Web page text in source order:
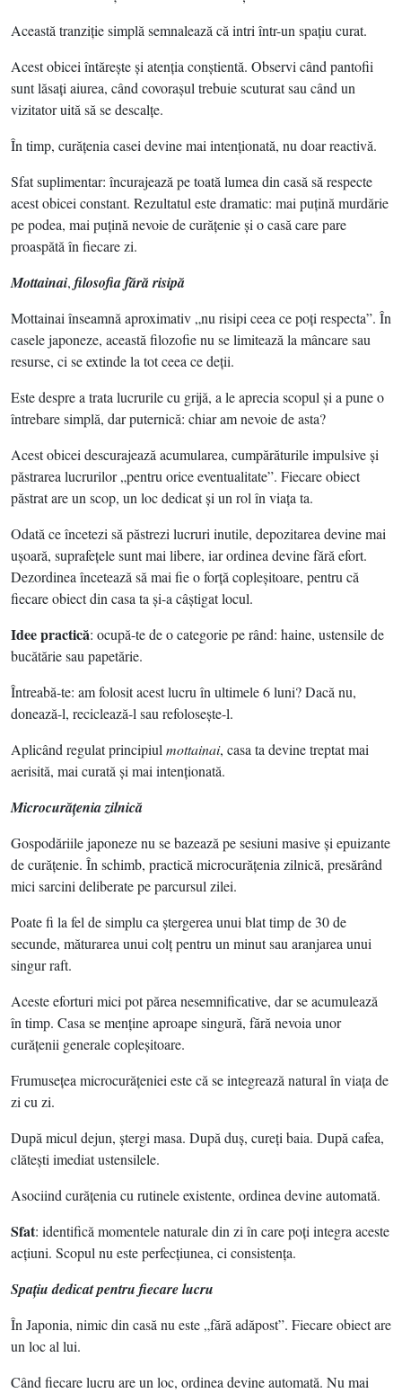
Această tranziţie simplă semnalează că intri într-un spaţiu curat.
Acest obicei întăreşte şi atenţia conştientă. Observi când pantofii
sunt lăsaţi aiurea, când covoraşul trebuie scuturat sau când un
vizitator uită să se descalţe.
În timp, curăţenia casei devine mai intenţionată, nu doar reactivă.
Sfat suplimentar: încurajează pe toată lumea din casă să respecte
acest obicei constant. Rezultatul este dramatic: mai puţină murdărie
pe podea, mai puţină nevoie de curăţenie şi o casă care pare
proaspătă în fiecare zi.
Mottainai, filosofia fără risipă
Mottainai înseamnă aproximativ „nu risipi ceea ce poţi respecta”. În
casele japoneze, această filozofie nu se limitează la mâncare sau
resurse, ci se extinde la tot ceea ce deţii.
Este despre a trata lucrurile cu grijă, a le aprecia scopul şi a pune o
întrebare simplă, dar puternică: chiar am nevoie de asta?
Acest obicei descurajează acumularea, cumpărăturile impulsive şi
păstrarea lucrurilor „pentru orice eventualitate”. Fiecare obiect
păstrat are un scop, un loc dedicat şi un rol în viaţa ta.
Odată ce încetezi să păstrezi lucruri inutile, depozitarea devine mai
uşoară, suprafeţele sunt mai libere, iar ordinea devine fără efort.
Dezordinea încetează să mai fie o forţă copleşitoare, pentru că
fiecare obiect din casa ta şi-a câştigat locul.
Idee practică: ocupă-te de o categorie pe rând: haine, ustensile de
bucătărie sau papetărie.
Întreabă-te: am folosit acest lucru în ultimele 6 luni? Dacă nu,
donează-l, reciclează-l sau refoloseşte-l.
Aplicând regulat principiul mottainai, casa ta devine treptat mai
aerisită, mai curată şi mai intenţionată.
Microcurăţenia zilnică
Gospodăriile japoneze nu se bazează pe sesiuni masive şi epuizante
de curăţenie. În schimb, practică microcurăţenia zilnică, presărând
mici sarcini deliberate pe parcursul zilei.
Poate fi la fel de simplu ca ştergerea unui blat timp de 30 de
secunde, măturarea unui colţ pentru un minut sau aranjarea unui
singur raft.
Aceste eforturi mici pot părea nesemnificative, dar se acumulează
în timp. Casa se menţine aproape singură, fără nevoia unor
curăţenii generale copleşitoare.
Frumuseţea microcurăţeniei este că se integrează natural în viaţa de
zi cu zi.
După micul dejun, ştergi masa. După duş, cureţi baia. După cafea,
clăteşti imediat ustensilele.
Asociind curăţenia cu rutinele existente, ordinea devine automată.
Sfat: identifică momentele naturale din zi în care poţi integra aceste
acţiuni. Scopul nu este perfecţiunea, ci consistenţa.
Spaţiu dedicat pentru fiecare lucru
În Japonia, nimic din casă nu este „fără adăpost”. Fiecare obiect are
un loc al lui.
Când fiecare lucru are un loc, ordinea devine automată. Nu mai